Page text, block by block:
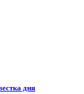
дня